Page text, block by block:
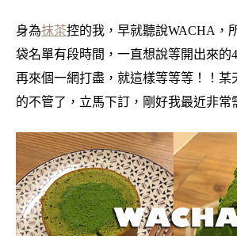
身為抹茶控的我，早就聽說WACHA，
袋名單有段時間， 一直想說等開出來的
再來個一網打盡， 就這樣等等等！！某
的不管了，立馬下訂， 剛好我最近非常